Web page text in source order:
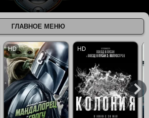
ГЛАВНОЕ МЕНЮ